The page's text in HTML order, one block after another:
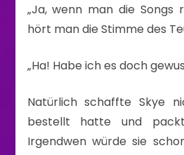
„Ja, wenn man die Songs
hört man die Stimme des
„Ha! Habe ich es doch
Natürlich schaffte Skye
bestellt hatte und
Irgendwen würde sie